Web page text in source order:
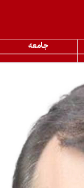
جامعه